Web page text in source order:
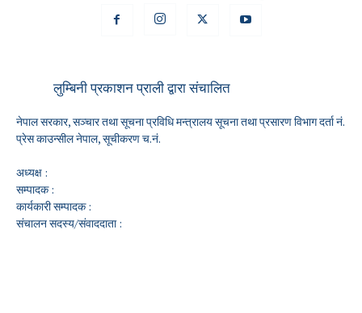
लुम्बिनी प्रकाशन प्राली द्वारा संचालित
नेपाल सरकार, सञ्चार तथा सूचना प्रविधि मन्त्रालय सूचना तथा प्रसारण विभाग दर्ता नं.
प्रेस काउन्सील नेपाल, सूचीकरण च.नं.
अध्यक्ष :
सम्पादक :
कार्यकारी सम्पादक :
संचालन सदस्य/संवाददाता :